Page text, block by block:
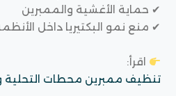
✔ حماية الأغشية والممبرين
✔ منع نمو البكتيريا داخل
اقرأ:
تنظيف ممبرين محطات